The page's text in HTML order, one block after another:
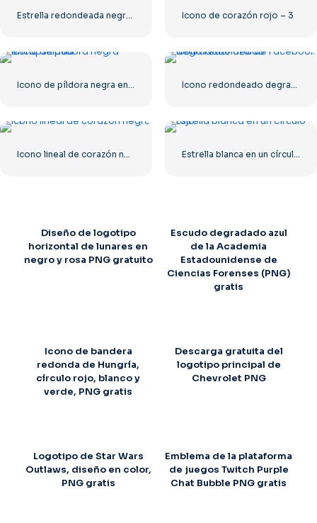
Icono de corazón rojo – 3
Diseño de logotipo
horizontal de lunares en
negro y rosa PNG gratuito
Escudo degradado azul
de la Academia
Estadounidense de
Ciencias Forenses (PNG)
gratis
Icono de bandera
redonda de Hungría,
círculo rojo, blanco y
verde, PNG gratis
Descarga gratuita del
logotipo principal de
Chevrolet PNG
Logotipo de Star Wars
Outlaws, diseño en color,
PNG gratis
Emblema de la plataforma
de juegos Twitch Purple
Chat Bubble PNG gratis